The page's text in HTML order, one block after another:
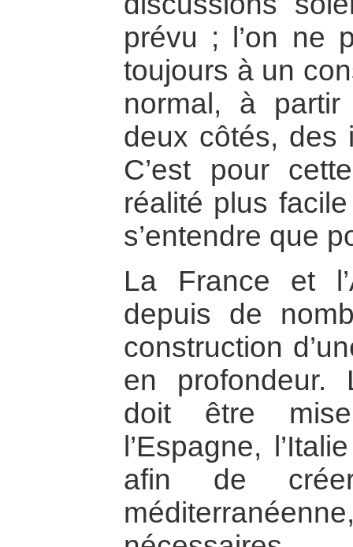
prévu ; l’on ne
toujours à un
normal, à
deux côtés,
C’est pour
réalité plus
s’entendre que
La France et
depuis de
construction
en profondeur.
doit être
l’Espagne,
afin de